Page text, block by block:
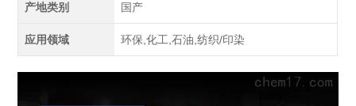
产地类别 国产
应用领域 环保,化工,石油,纺织/印染